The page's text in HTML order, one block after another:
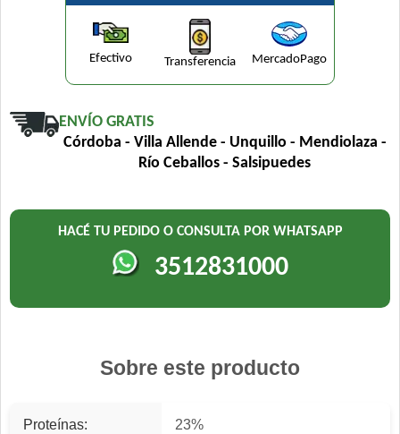
Efectivo Transferencia MercadoPago
ENVÍO GRATIS
Córdoba - Villa Allende - Unquillo - Mendiolaza -
Río Ceballos - Salsipuedes
HACÉ TU PEDIDO O CONSULTA POR WHATSAPP
3512831000
Sobre este producto
Proteínas: 23%